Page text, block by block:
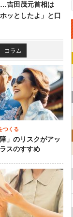
吉田茂元首相は
ッとしたよ」と口
コラム
つくる
」のリスクがアッ
スのすすめ